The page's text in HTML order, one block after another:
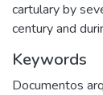
cartulary by
century and
Keywords
Documentos